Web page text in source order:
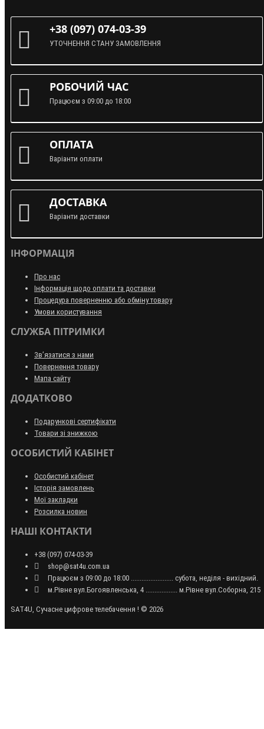
+38 (097) 074-03-39
УТОЧНЕННЯ СТАНУ ЗАМОВЛЕННЯ
РОБОЧИЙ ЧАС
Працюєм з 09:00 до 18:00
ОПЛАТА
Варіанти оплати
ДОСТАВКА
Варіанти доставки
ІНФОРМАЦІЯ
Про нас
Інформація щодо оплати та доставки
Процедура поверненню або обміну товару
Умови користування
СЛУЖБА ПІТРИМКИ
Зв’язатися з нами
Повернення товару
Мапа сайту
ДОДАТКОВО
Подарункові сертифікати
Товари зі знижкою
ОСОБИСТИЙ КАБІНЕТ
Особистий кабінет
Історія замовлень
Мої закладки
Розсилка новин
НАШІ КОНТАКТИ
+38 (097) 074-03-39
shop@sat4u.com.ua
Працюєм з 09:00 до 18:00 ........................ субота, неділя - вихідний.
м.Рівне вул.Богоявленська, 4 .................. м.Рівне вул.Соборна, 215
SAT4U, Сучасне цифрове телебачення ! © 2026